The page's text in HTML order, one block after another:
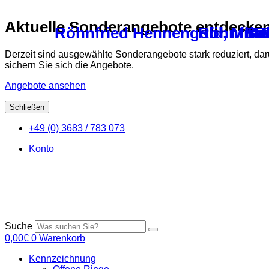
Aktuelle Sonderangebote
Derzeit sind ausgewählte Sonderangebote stark reduziert,
sichern Sie sich die Angebote.
Angebote ansehen
Schließen
Inhalt
+49 (0) 3683 / 783 073
Konto
Suche
0,00€ 0 Warenkorb
Kennzeichnung
Röhnfried Hennengold,